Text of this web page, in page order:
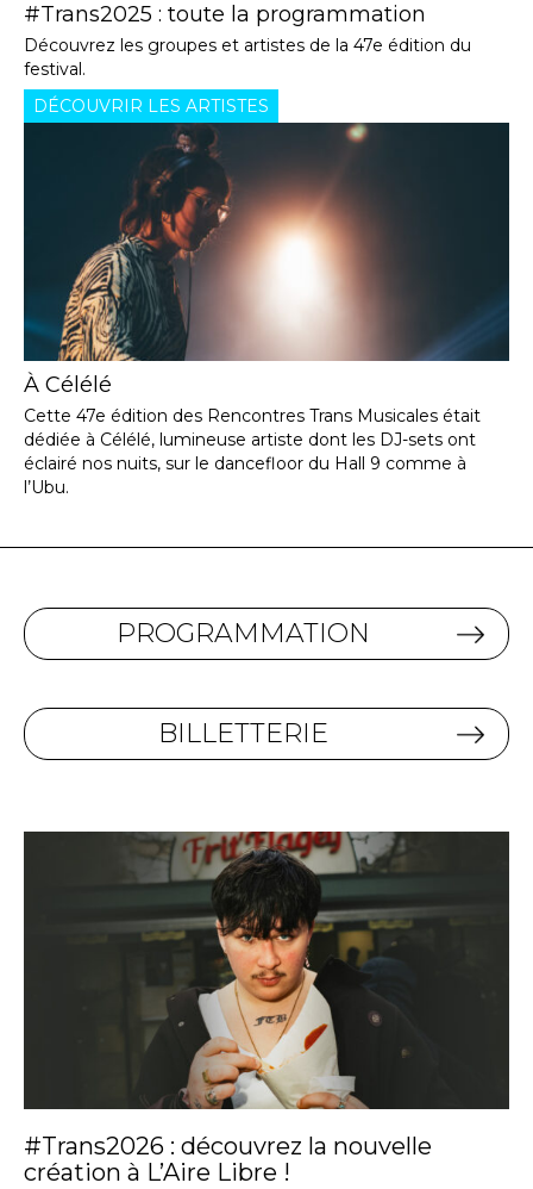
#Trans2025 : toute la programmation
Découvrez les groupes et artistes de la 47e édition du
festival.
DÉCOUVRIR LES ARTISTES
À Célélé
Cette 47e édition des Rencontres Trans Musicales était
dédiée à Célélé, lumineuse artiste dont les DJ-sets ont
éclairé nos nuits, sur le dancefloor du Hall 9 comme à
l’Ubu.
PROGRAMMATION
BILLETTERIE
#Trans2026 : découvrez la nouvelle
création à L’Aire Libre !